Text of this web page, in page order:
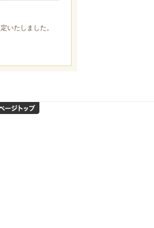
いたしました。